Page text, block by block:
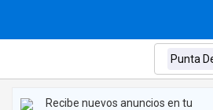
Recibe nuevos anuncios en tu